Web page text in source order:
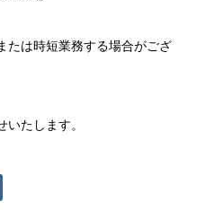
たは時短業務する場合がござ
たします。